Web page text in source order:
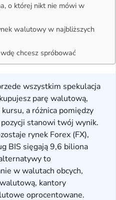
o której nikt nie mówi w
walutowy w najbliższych
chcesz spróbować
wszystkim spekulacja
parę walutową,
a różnica pomiędzy
stanowi twój wynik.
rynek Forex (FX),
BIS sięgają 9,6 biliona
to
w walutach obcych,
kantory
oprocentowane.